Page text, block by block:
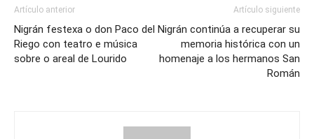
Artículo anterior
Nigrán festexa o don Paco del
Riego con teatro e música
sobre o areal de Lourido
Artículo siguiente
Nigrán continúa a recuperar su
memoria histórica con un
homenaje a los hermanos San
Román